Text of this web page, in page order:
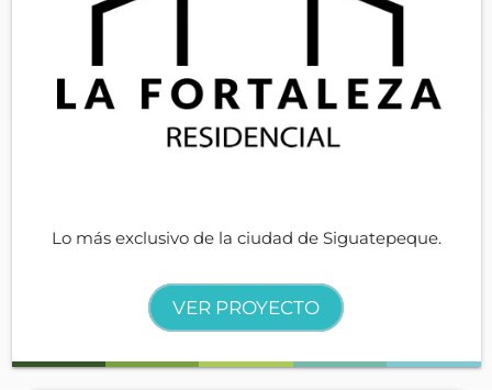
Lo más exclusivo de la ciudad de Siguatepeque.
VER PROYECTO